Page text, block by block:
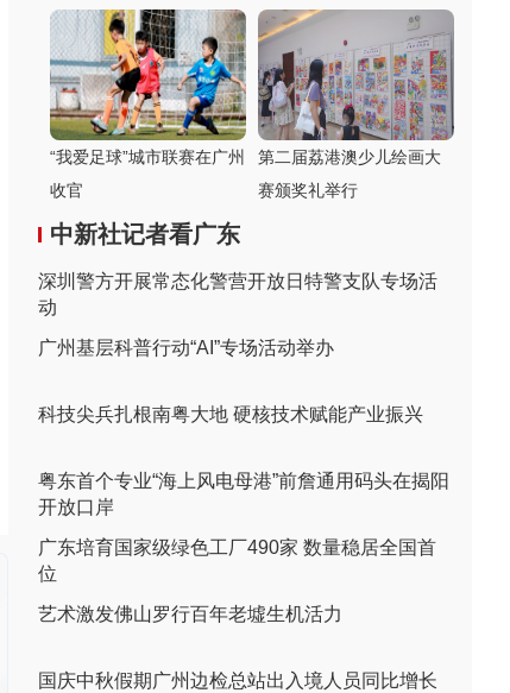
“我爱足球”城市联赛在广州
收官
第二届荔港澳少儿绘画大
赛颁奖礼举行
中新社记者看广东
深圳警方开展常态化警营开放日特警支队专场活
动
广州基层科普行动“AI”专场活动举办
科技尖兵扎根南粤大地 硬核技术赋能产业振兴
粤东首个专业“海上风电母港”前詹通用码头在揭阳
开放口岸
广东培育国家级绿色工厂490家 数量稳居全国首
位
艺术激发佛山罗行百年老墟生机活力
国庆中秋假期广州边检总站出入境人员同比增长